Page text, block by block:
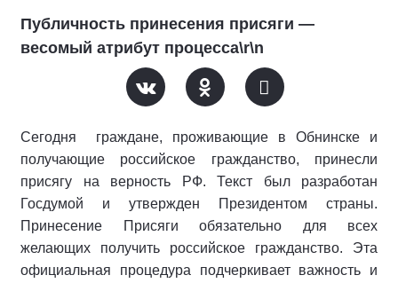
Публичность принесения присяги —
весомый атрибут процесса\r\n
Сегодня граждане, проживающие в Обнинске и
получающие российское гражданство, принесли
присягу на верность РФ. Текст был разработан
Госдумой и утвержден Президентом страны.
Принесение Присяги обязательно для всех
желающих получить российское гражданство. Эта
официальная процедура подчеркивает важность и